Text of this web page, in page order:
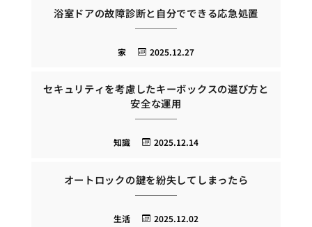
浴室ドアの故障診断と自分でできる応急処置
2025.12.27
家
セキュリティを考慮したキーボックスの選び方と
安全な運用
2025.12.14
知識
オートロックの鍵を紛失してしまったら
2025.12.02
生活